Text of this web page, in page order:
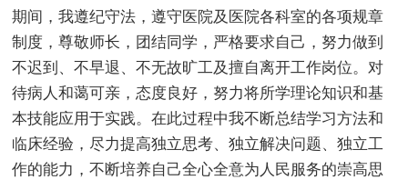
期间，我遵纪守法，遵守医院及医院各科室的各项规章
制度，尊敬师长，团结同学，严格要求自己，努力做到
不迟到、不早退、不无故旷工及擅自离开工作岗位。对
待病人和蔼可亲，态度良好，努力将所学理论知识和基
本技能应用于实践。在此过程中我不断总结学习方法和
临床经验，尽力提高独立思考、独立解决问题、独立工
作的能力，不断培养自己全心全意为人民服务的崇高思